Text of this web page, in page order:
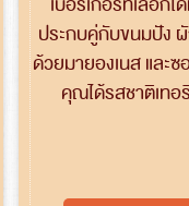
ประกบคู่กับขนมปัง
ด้วยมายองเนส และซ
คุณได้รสชาติเทอ